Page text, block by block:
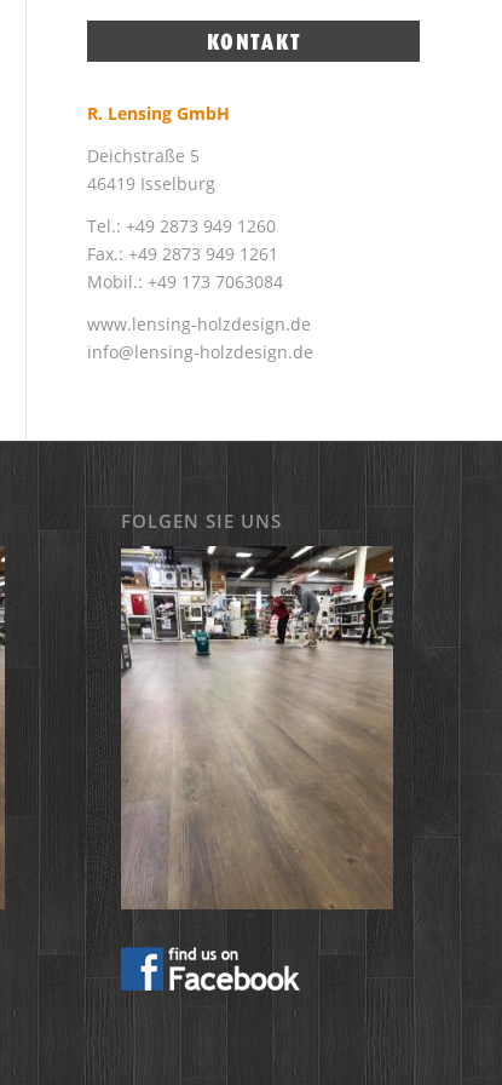
R. Lensing GmbH
Deichstraße 5
46419 Isselburg
Tel.: +49 2873 949 1260
Fax.: +49 2873 949 1261
Mobil.: +49 173 7063084
www.lensing-holzdesign.de
info@lensing-holzdesign.de
FOLGEN SIE UNS